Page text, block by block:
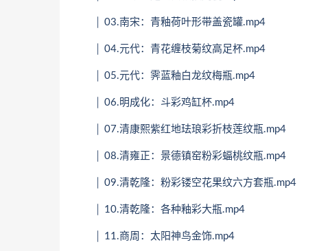
│ 03.南宋：青釉荷叶形带盖瓷罐.mp4
│ 04.元代：青花缠枝菊纹高足杯.mp4
│ 05.元代：霁蓝釉白龙纹梅瓶.mp4
│ 06.明成化：斗彩鸡缸杯.mp4
│ 07.清康熙紫红地珐琅彩折枝莲纹瓶.mp4
│ 08.清雍正：景德镇窑粉彩蝠桃纹瓶.mp4
│ 09.清乾隆：粉彩镂空花果纹六方套瓶.mp4
│ 10.清乾隆：各种釉彩大瓶.mp4
│ 11.商周：太阳神鸟金饰.mp4